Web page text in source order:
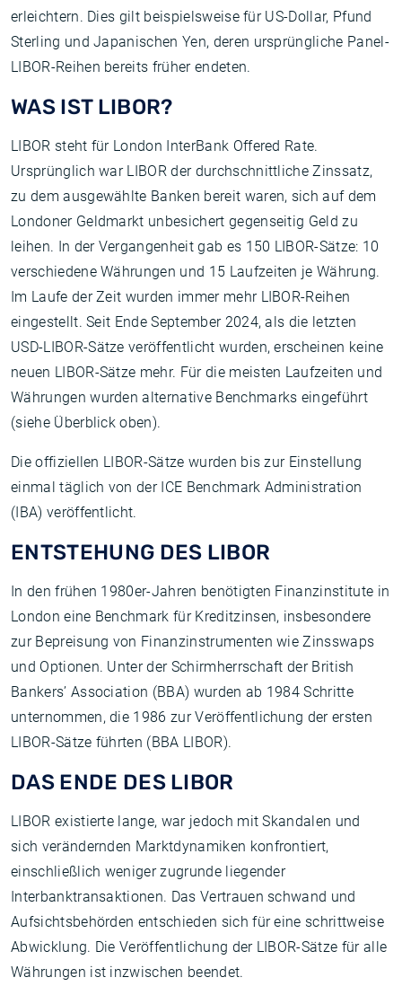
erleichtern. Dies gilt beispielsweise für US-Dollar, Pfund
Sterling und Japanischen Yen, deren ursprüngliche Panel-
LIBOR-Reihen bereits früher endeten.
WAS IST LIBOR?
LIBOR steht für London InterBank Offered Rate.
Ursprünglich war LIBOR der durchschnittliche Zinssatz,
zu dem ausgewählte Banken bereit waren, sich auf dem
Londoner Geldmarkt unbesichert gegenseitig Geld zu
leihen. In der Vergangenheit gab es 150 LIBOR-Sätze: 10
verschiedene Währungen und 15 Laufzeiten je Währung.
Im Laufe der Zeit wurden immer mehr LIBOR-Reihen
eingestellt. Seit Ende September 2024, als die letzten
USD-LIBOR-Sätze veröffentlicht wurden, erscheinen keine
neuen LIBOR-Sätze mehr. Für die meisten Laufzeiten und
Währungen wurden alternative Benchmarks eingeführt
(siehe Überblick oben).
Die offiziellen LIBOR-Sätze wurden bis zur Einstellung
einmal täglich von der ICE Benchmark Administration
(IBA) veröffentlicht.
ENTSTEHUNG DES LIBOR
In den frühen 1980er-Jahren benötigten Finanzinstitute in
London eine Benchmark für Kreditzinsen, insbesondere
zur Bepreisung von Finanzinstrumenten wie Zinsswaps
und Optionen. Unter der Schirmherrschaft der British
Bankers’ Association (BBA) wurden ab 1984 Schritte
unternommen, die 1986 zur Veröffentlichung der ersten
LIBOR-Sätze führten (BBA LIBOR).
DAS ENDE DES LIBOR
LIBOR existierte lange, war jedoch mit Skandalen und
sich verändernden Marktdynamiken konfrontiert,
einschließlich weniger zugrunde liegender
Interbanktransaktionen. Das Vertrauen schwand und
Aufsichtsbehörden entschieden sich für eine schrittweise
Abwicklung. Die Veröffentlichung der LIBOR-Sätze für alle
Währungen ist inzwischen beendet.